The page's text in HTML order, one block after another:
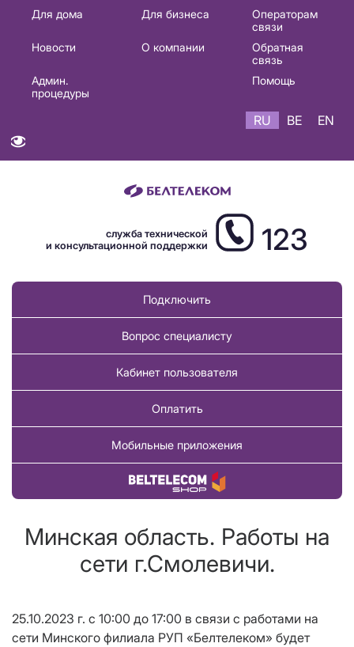
Основная
навигация
Для дома Для бизнеса
Операторам
связи
Новости
О компании
Обратная
связь
Админ.
процедуры
Помощь
RU BE EN
служба технической
и консультационной поддержки
123
Подключить
Вопрос специалисту
Кабинет пользователя
Оплатить
Мобильные приложения
Купить товар
Минская область. Работы на
сети г.Смолевичи.
25.10.2023 г. с 10:00 до 17:00 в связи с работами на
сети Минского филиала РУП «Белтелеком» будет